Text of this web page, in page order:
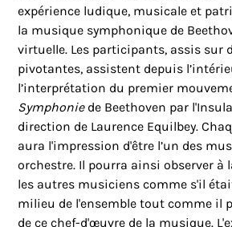
expérience ludique, musicale et
la musique symphonique de
virtuelle. Les participants, assis sur
pivotantes, assistent depuis
l’interprétation du premier
Symphoniede Beethoven par
direction de Laurence Equilbey.
aura l'impression d'être l’un des
orchestre. Il pourra ainsi observer à
les autres musiciens comme s'il
milieu de l'ensemble tout comme il
de ce chef-d'œuvre de la musique.